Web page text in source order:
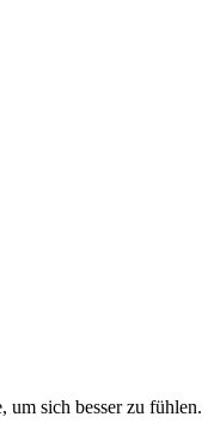
um sich besser zu fühlen.